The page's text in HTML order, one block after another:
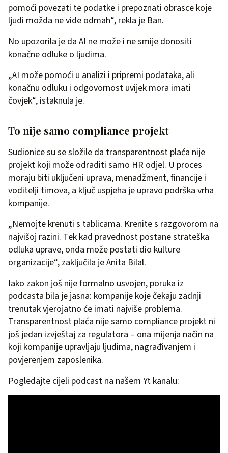
pomoći povezati te podatke i prepoznati obrasce koje
ljudi možda ne vide odmah“, rekla je Ban.
No upozorila je da AI ne može i ne smije donositi
konačne odluke o ljudima.
„AI može pomoći u analizi i pripremi podataka, ali
konačnu odluku i odgovornost uvijek mora imati
čovjek“, istaknula je.
To nije samo compliance projekt
Sudionice su se složile da transparentnost plaća nije
projekt koji može odraditi samo HR odjel. U proces
moraju biti uključeni uprava, menadžment, financije i
voditelji timova, a ključ uspjeha je upravo podrška vrha
kompanije.
„Nemojte krenuti s tablicama. Krenite s razgovorom na
najvišoj razini. Tek kad pravednost postane strateška
odluka uprave, onda može postati dio kulture
organizacije“, zaključila je Anita Bilal.
Iako zakon još nije formalno usvojen, poruka iz
podcasta bila je jasna: kompanije koje čekaju zadnji
trenutak vjerojatno će imati najviše problema.
Transparentnost plaća nije samo compliance projekt ni
još jedan izvještaj za regulatora – ona mijenja način na
koji kompanije upravljaju ljudima, nagrađivanjem i
povjerenjem zaposlenika.
Pogledajte cijeli podcast na našem Yt kanalu: